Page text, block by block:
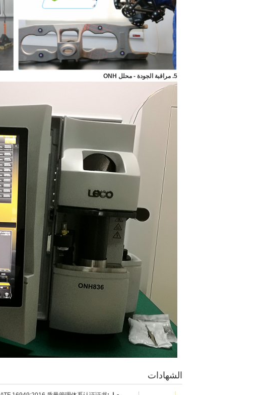
5. مراقبة الجودة - محلل ONH
الشهادات